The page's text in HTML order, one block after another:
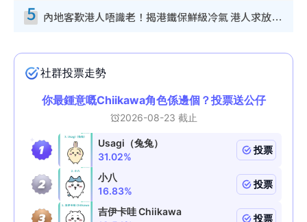
5 內地客歎港人唔識老！揭港鐵保鮮級冷氣 港人求放過：咪投訴